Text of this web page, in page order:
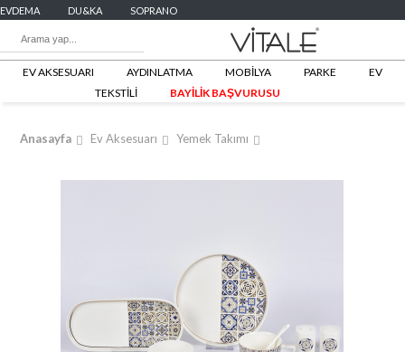
EVDEMA DU&KA SOPRANO
EV AKSESUARI AYDINLATMA MOBİLYA PARKE
EV
TEKSTİLİ
BAYİLİK BAŞVURUSU
Yemek Takımı
Ev Aksesuarı
Anasayfa